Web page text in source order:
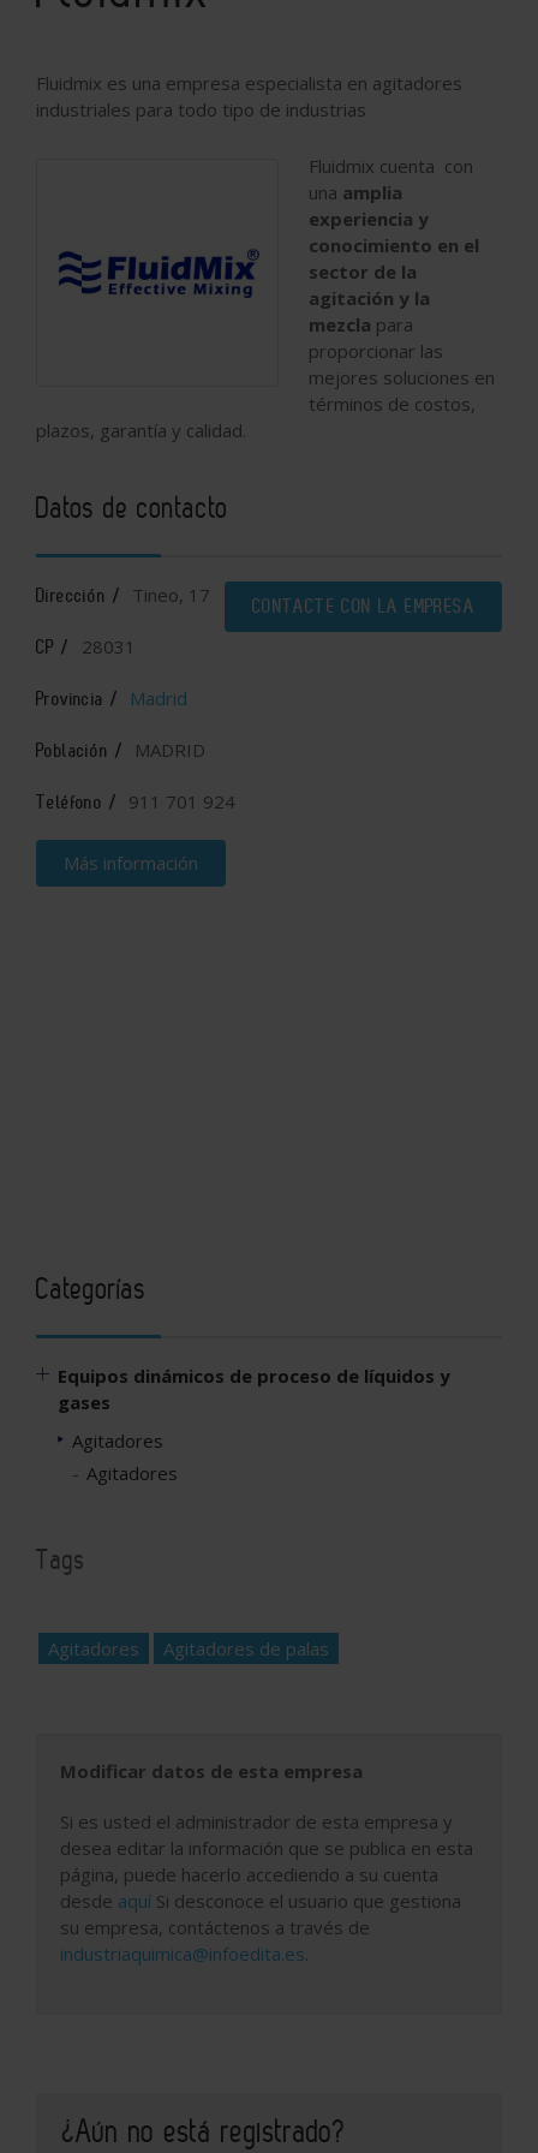
Fluidmix es una empresa especialista en agitadores
industriales para todo tipo de industrias
Fluidmix cuenta con
una amplia
experiencia y
conocimiento en el
sector de la
agitación y la
mezcla para
proporcionar las
mejores soluciones en
términos de costos,
plazos, garantía y calidad.
Datos de contacto
CONTACTE CON LA EMPRESA
Dirección / Tineo, 17
CP / 28031
Provincia / Madrid
Población / MADRID
Teléfono / 911 701 924
Más información
Categorías
Equipos dinámicos de proceso de líquidos y
gases
Agitadores
Agitadores
Tags
Agitadores Agitadores de palas
Modificar datos de esta empresa
Si es usted el administrador de esta empresa y
desea editar la información que se publica en esta
página, puede hacerlo accediendo a su cuenta
desde aquí Si desconoce el usuario que gestiona
su empresa, contáctenos a través de
industriaquimica@infoedita.es.
¿Aún no está registrado?